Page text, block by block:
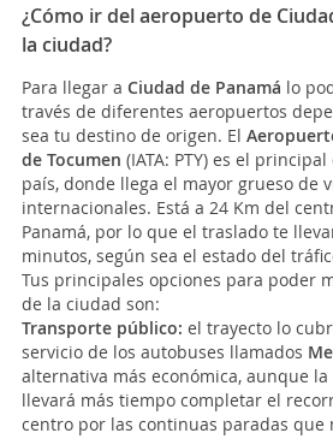
¿Cómo ir del aeropuerto de
la ciudad?
Para llegar a Ciudad de Panamá lo
través de diferentes aeropuertos
sea tu destino de origen. El
de Tocumen (IATA: PTY) es el
país, donde llega el mayor grueso de
internacionales. Está a 24 Km del
Panamá, por lo que el traslado te
minutos, según sea el estado del
Tus principales opciones para poder
de la ciudad son:
Transporte público: el trayecto lo
servicio de los autobuses llamados
alternativa más económica, aunque la
llevará más tiempo completar el
centro por las continuas paradas que